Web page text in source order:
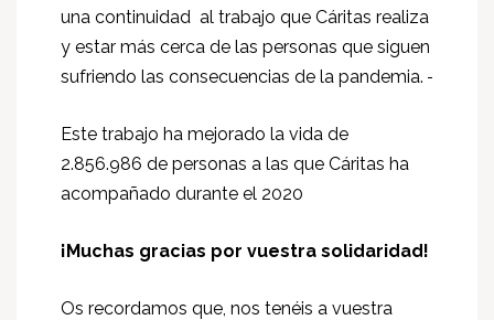
una continuidad al trabajo que Cáritas realiza
y estar más cerca de las personas que siguen
sufriendo las consecuencias de la pandemia.
Este trabajo ha mejorado la vida de
2.856.986 de personas a las que Cáritas ha
acompañado durante el 2020
¡Muchas gracias por vuestra solidaridad!
Os recordamos que, nos tenéis a vuestra